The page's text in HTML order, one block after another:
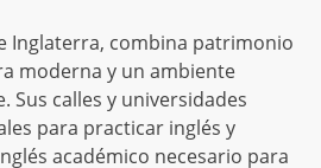
Inglaterra, combina patrimonio
moderna y un ambiente
Sus calles y universidades
para practicar inglés y
académico necesario para